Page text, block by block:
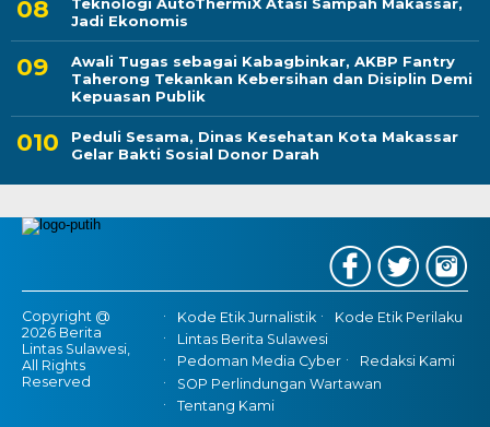
Jadi Ekonomis
Awali Tugas sebagai Kabagbinkar, AKBP Fantry
Taherong Tekankan Kebersihan dan Disiplin Demi
Kepuasan Publik
Peduli Sesama, Dinas Kesehatan Kota Makassar
Gelar Bakti Sosial Donor Darah
Copyright @
2026 Berita
Lintas Sulawesi,
All Rights
Reserved
Kode Etik Jurnalistik
Kode Etik Perilaku
Lintas Berita Sulawesi
Pedoman Media Cyber
Redaksi Kami
SOP Perlindungan Wartawan
Tentang Kami